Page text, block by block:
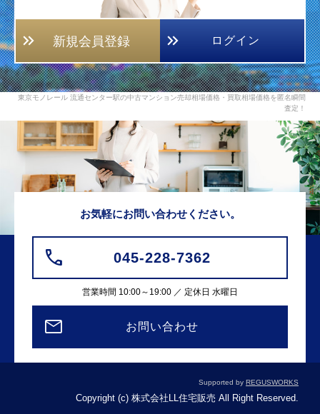
新規会員登録 ログイン
東京モノレール 流通センター駅の中古マンション売却相場価格・買取相場価格を匿名瞬間
査定！
お気軽にお問い合わせください。
045-228-7362
営業時間 10:00～19:00 ／ 定休日 水曜日
お問い合わせ
Supported by REGUSWORKS
Copyright (c) 株式会社LL住宅販売 All Right Reserved.